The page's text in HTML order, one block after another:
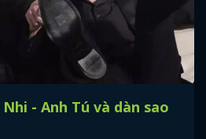
- Anh Tú và dàn sao